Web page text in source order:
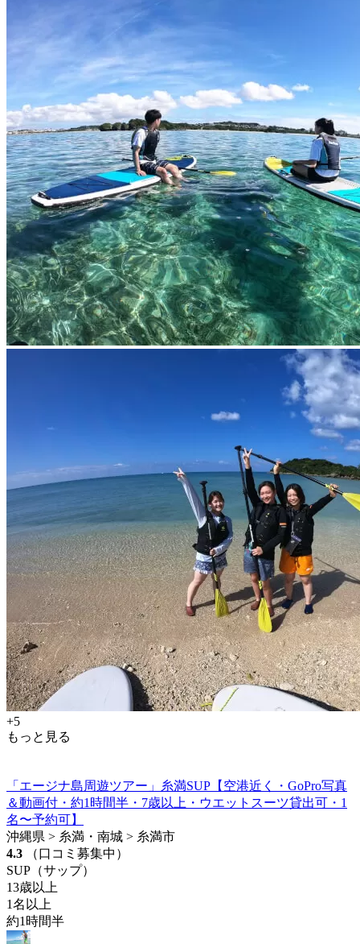
+5
もっと見る
「エージナ島周遊ツアー」糸満SUP【空港近く・GoPro写真
＆動画付・約1時間半・7歳以上・ウエットスーツ貸出可・1
名〜予約可】
沖縄県 > 糸満・南城 > 糸満市
4.3
（口コミ募集中）
SUP（サップ）
13歳以上
1名以上
約1時間半